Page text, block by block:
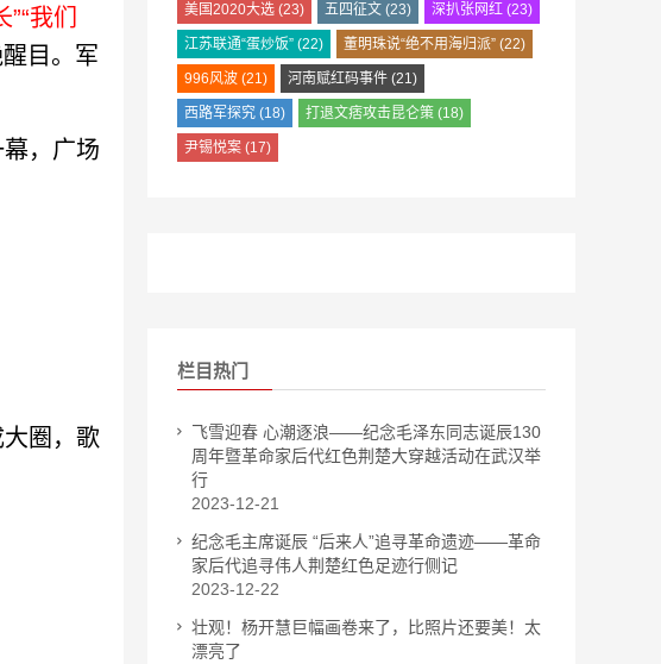
我们
目。军
，广场
圈，歌
美国2020大选 (23) 五四征文 (23) 深扒张网红 (23)
江苏联通“蛋炒饭” (22) 董明珠说“绝不用海归派” (22)
996风波 (21) 河南赋红码事件 (21)
西路军探究 (18) 打退文痞攻击昆仑策 (18)
尹锡悦案 (17)
栏目热门
飞雪迎春 心潮逐浪——纪念毛泽东同志诞辰130
周年暨革命家后代红色荆楚大穿越活动在武汉举
行
2023-12-21
纪念毛主席诞辰 “后来人”追寻革命遗迹——革命
家后代追寻伟人荆楚红色足迹行侧记
2023-12-22
壮观！杨开慧巨幅画卷来了，比照片还要美！太
漂亮了